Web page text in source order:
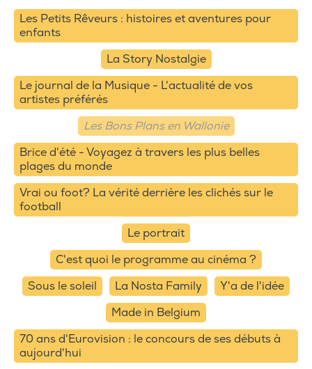
Les Petits Rêveurs : histoires et aventures pour
enfants
La Story Nostalgie
Le journal de la Musique - L'actualité de vos
artistes préférés
Les Bons Plans en Wallonie
Brice d'été - Voyagez à travers les plus belles
plages du monde
Vrai ou foot? La vérité derrière les clichés sur le
football
Le portrait
C'est quoi le programme au cinéma ?
Sous le soleil
La Nosta Family
Y'a de l'idée
Made in Belgium
70 ans d'Eurovision : le concours de ses débuts à
aujourd'hui